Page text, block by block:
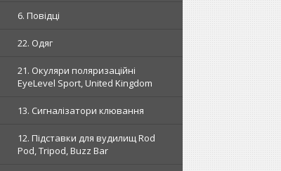
6. Повідці
22. Одяг
21. Окуляри поляризаційні
EyeLevel Sport, United Kingdom
13. Сигналізатори клювання
12. Підставки для вудилищ Rod
Pod, Tripod, Buzz Bar